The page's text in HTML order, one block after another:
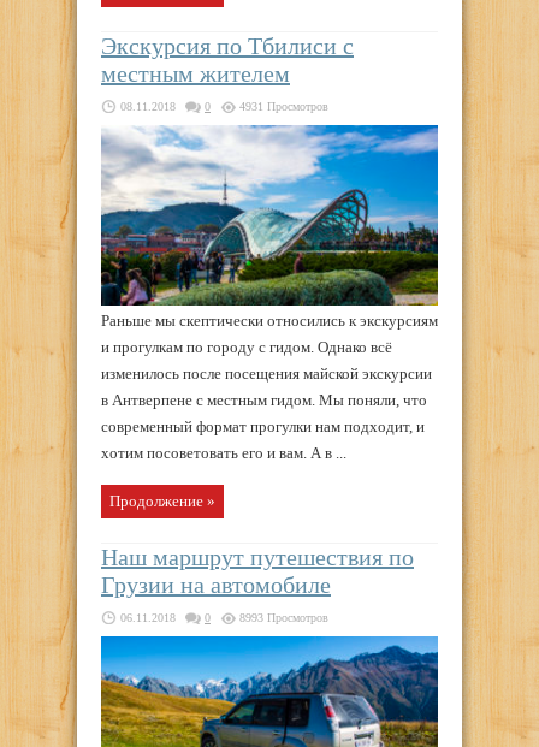
Экскурсия по Тбилиси с
местным жителем
08.11.2018 0 4931 Просмотров
Раньше мы скептически относились к экскурсиям
и прогулкам по городу с гидом. Однако всё
изменилось после посещения майской экскурсии
в Антверпене с местным гидом. Мы поняли, что
современный формат прогулки нам подходит, и
хотим посоветовать его и вам. А в ...
Продолжение »
Наш маршрут путешествия по
Грузии на автомобиле
06.11.2018 0 8993 Просмотров